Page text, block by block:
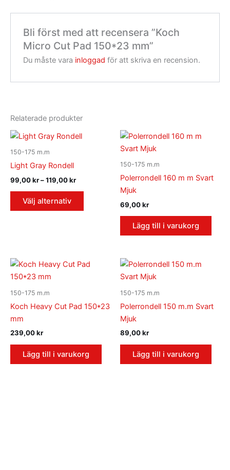
Bli först med att recensera ”Koch
Micro Cut Pad 150*23 mm”
Du måste vara inloggad för att skriva en recension.
Relaterade produkter
150-175 m.m
Light Gray Rondell
99,00kr–119,00kr
Prisintervall:
99,00 kr
Välj alternativ
De
alternativen
150-175 m.m
Polerrondell 160 m m Svart
Mjuk
69,00kr
Lägg till i varukorg
150-175 m.m
Koch Heavy Cut Pad 150*23
mm
239,00kr
Lägg till i varukorg
150-175 m.m
Polerrondell 150 m.m Svart
Mjuk
89,00kr
Lägg till i varukorg